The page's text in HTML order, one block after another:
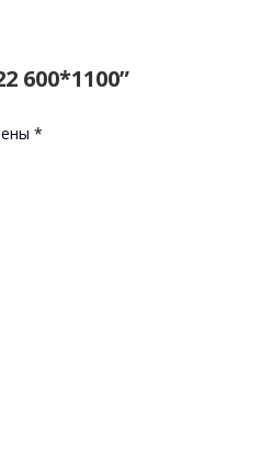
600*1100”
*